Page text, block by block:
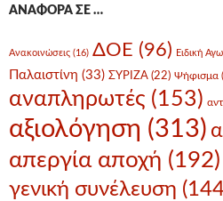
ΑΝΑΦΟΡΆ ΣΕ …
Ανακοινώσεις (16) ΔΟΕ (96) Ειδική
Παλαιστίνη (33) ΣΥΡΙΖΑ (22) Ψήφισμα
αναπληρωτές (153)
αξιολόγηση (313)
απεργία αποχή (192)
γενική συνέλευση